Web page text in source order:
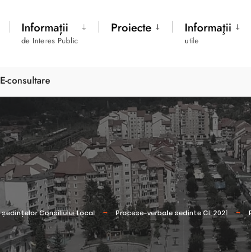
Informații
de Interes Public
Proiecte Informaţii
utile
E-consultare
Consiliului Local Procese-verbale sedinte CL 2021